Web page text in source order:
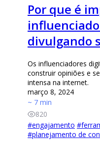
Por que é
divulgando
Os influenciadores
construir opiniões e
intensa na internet.
março 8, 2024
~ 7 min
820
#engajamento #
#planejamento de